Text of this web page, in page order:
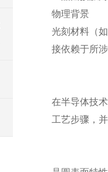
物理背景
光刻材料（
接依赖于所
在半导体技
工艺步骤，